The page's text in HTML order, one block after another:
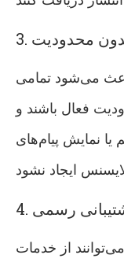
بدون محدودیت
می‌شود تمامی
فعال باشند و
نمایش پیام‌های
پشتیبانی رسمی
از خدمات